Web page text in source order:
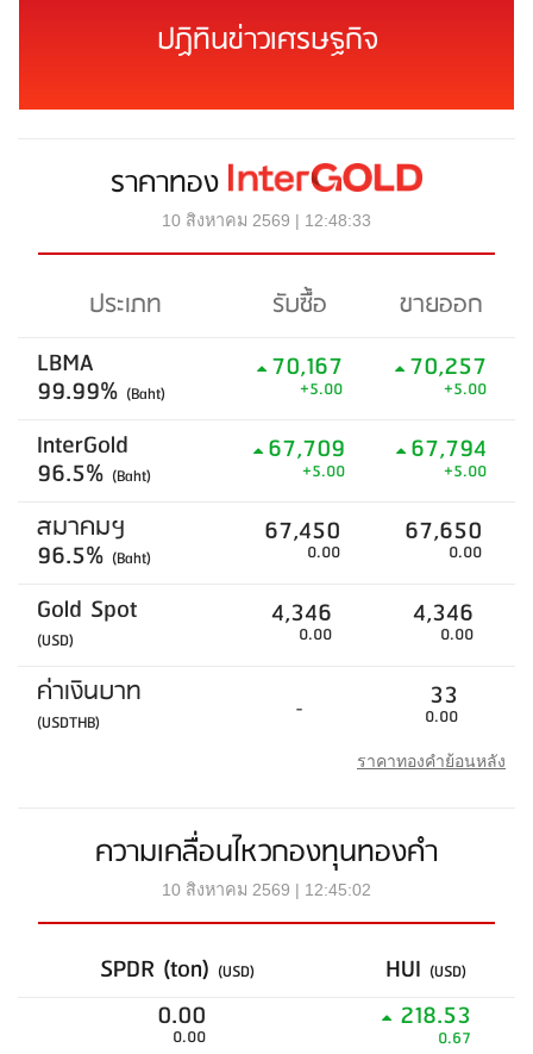
ปฏิทินข่าวเศรษฐกิจ
ราคาทอง
10 สิงหาคม 2569 | 12:48:33
ประเภท รับซื้อ
ขายออก
LBMA
99.99% (Baht)
70,167
+5.00
70,257
+5.00
InterGold
96.5% (Baht)
67,709
+5.00
67,794
+5.00
สมาคมฯ
96.5% (Baht)
67,450
0.00
67,650
0.00
Gold Spot
(USD)
4,346
0.00
4,346
0.00
ค่าเงินบาท
(USDTHB) - 33
0.00
ราคาทองคำย้อนหลัง
ความเคลื่อนไหวกองทุนทองคำ
10 สิงหาคม 2569 | 12:45:02
SPDR (ton) (USD) HUI (USD)
0.00
0.00
218.53
0.67